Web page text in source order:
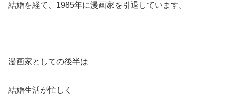
結婚を経て、1985年に漫画家を引退しています。
漫画家としての後半は
結婚生活が忙しく